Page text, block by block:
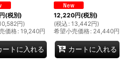
(税別)
円)
価格: 19,240円
ートに入れる
12,220円(税別)
(税込 : 13,442円)
希望小売価格: 24,440円
カートに入れる